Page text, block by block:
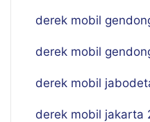
derek mobil
derek mobil
derek mobil
derek mobil jakarta